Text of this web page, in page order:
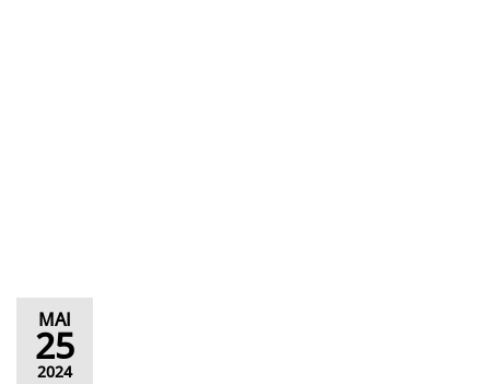
MAI
25
2024